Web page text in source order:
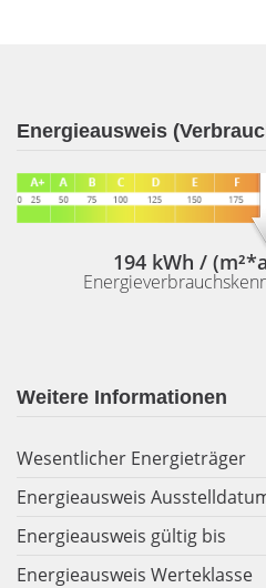
Energieausweis
194 kWh /
Weitere Informationen
Wesentlicher Energieträger
Energieausweis
Energieausweis gültig bis
Energieausweis Werteklasse